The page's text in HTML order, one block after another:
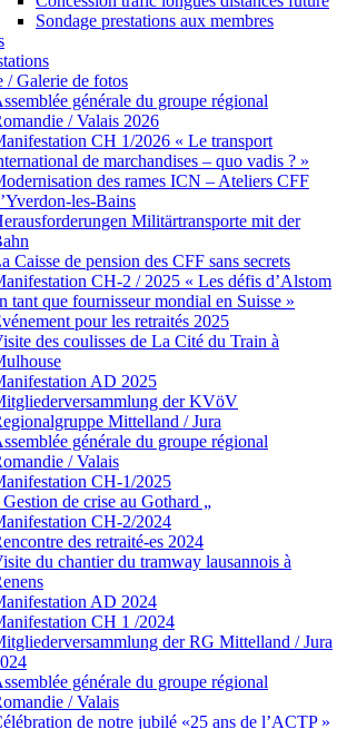
Sondage prestations aux membres
/ Galerie de fotos
générale du groupe régional
/ Valais 2026
CH 1/2026 « Le transport
de marchandises – quo vadis ? »
des rames ICN – Ateliers CFF
les-Bains
Militärtransporte mit der
Caisse de pension des CFF sans secrets
CH-2 / 2025 « Les défis d’Alstom
tant que fournisseur mondial en Suisse »
pour les retraités 2025
des coulisses de La Cité du Train à
AD 2025
der KVöV
Mittelland / Jura
générale du groupe régional
/ Valais
CH-1/2025
Gestion de crise au Gothard „
CH-2/2024
des retraité-es 2024
du chantier du tramway lausannois à
AD 2024
CH 1 /2024
der RG Mittelland / Jura
générale du groupe régional
/ Valais
de notre jubilé «25 ans de l’ACTP »